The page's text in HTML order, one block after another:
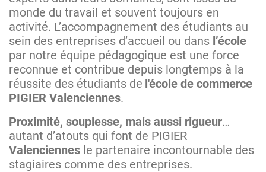
monde du travail et souvent toujours en
activité. L’accompagnement des étudiants au
sein des entreprises d’accueil ou dans l’école
par notre équipe pédagogique est une force
reconnue et contribue depuis longtemps à la
réussite des étudiants de l'école de commerce
PIGIER Valenciennes.
Proximité, souplesse, mais aussi rigueur…
autant d’atouts qui font de PIGIER
Valenciennes le partenaire incontournable des
stagiaires comme des entreprises.